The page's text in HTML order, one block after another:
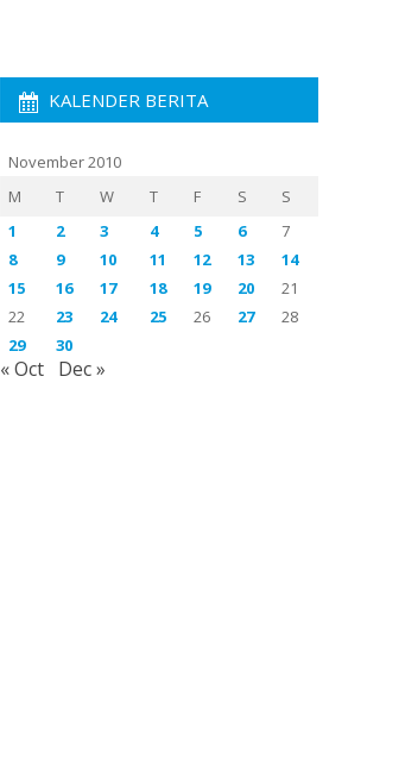
KALENDER BERITA
November 2010
M
T W T F S
S
1
2 3 4 5 6
7
8
9 10 11 12 13
14
15
16 17 18 19 20
21
22
23 24 25 26 27
28
29
30
« Oct Dec »